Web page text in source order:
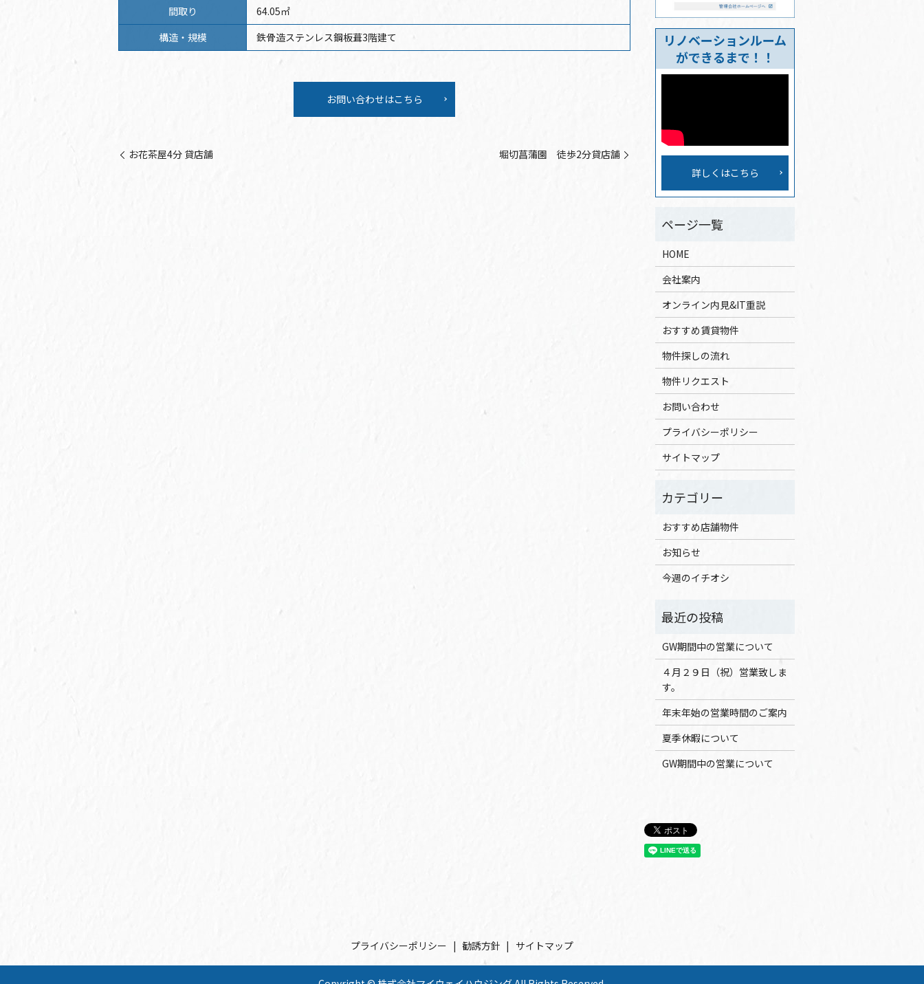
間取り
64.05㎡
構造・規模
鉄骨造ステンレス鋼板葺3階建て
お問い合わせはこちら
お花茶屋4分 貸店舗 堀切菖蒲園 徒歩2分貸店舗
リノベーションルーム
ができるまで！！
詳しくはこちら
HOME
会社案内
オンライン内見&IT重説
おすすめ賃貸物件
物件探しの流れ
物件リクエスト
お問い合わせ
プライバシーポリシー
サイトマップ
おすすめ店舗物件
お知らせ
今週のイチオシ
GW期間中の営業について
４月２９日（祝）営業致しま
す。
年末年始の営業時間のご案内
夏季休暇について
GW期間中の営業について
プライバシーポリシー 勧誘方針 サイトマップ